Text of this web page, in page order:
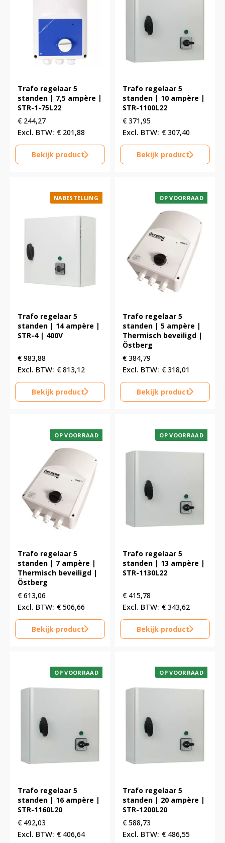
Trafo regelaar 5
standen | 7,5 ampère |
STR-1-75L22
€ 244,27
€ 201,88
Bekijk product
Trafo regelaar 5
standen | 10 ampère |
STR-1100L22
€ 371,95
€ 307,40
Bekijk product
NABESTELLING
Trafo regelaar 5
standen | 14 ampère |
STR-4 | 400V
€ 983,88
€ 813,12
Bekijk product
OP VOORRAAD
Trafo regelaar 5
standen | 5 ampère |
Thermisch beveiligd |
Östberg
€ 384,79
€ 318,01
Bekijk product
OP VOORRAAD
Trafo regelaar 5
standen | 7 ampère |
Thermisch beveiligd |
Östberg
€ 613,06
€ 506,66
Bekijk product
OP VOORRAAD
Trafo regelaar 5
standen | 13 ampère |
STR-1130L22
€ 415,78
€ 343,62
Bekijk product
OP VOORRAAD
Trafo regelaar 5
standen | 16 ampère |
STR-1160L20
€ 492,03
€ 406,64
OP VOORRAAD
Trafo regelaar 5
standen | 20 ampère |
STR-1200L20
€ 588,73
€ 486,55